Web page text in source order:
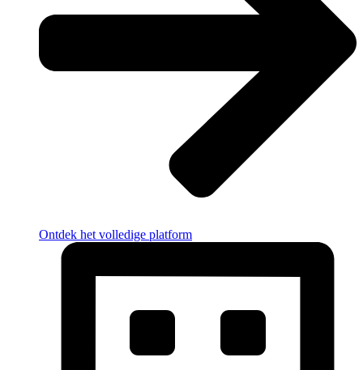
Ontdek het volledige platform